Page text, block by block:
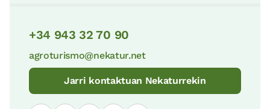
+34 943 32 70 90
agroturismo@nekatur.net
Jarri kontaktuan Nekaturrekin